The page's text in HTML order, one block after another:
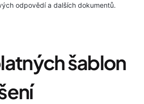
odpovědí a dalších dokumentů.
šablon